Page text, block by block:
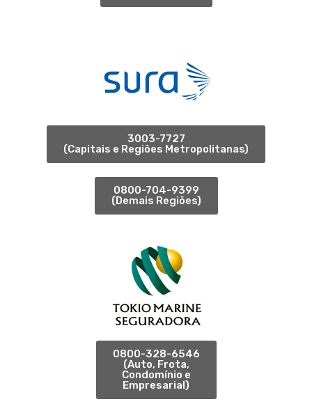
3003-7727
(Capitais e Regiões Metropolitanas)
0800-704-9399
(Demais Regiões)
0800-328-6546
(Auto, Frota,
Condomínio e
Empresarial)